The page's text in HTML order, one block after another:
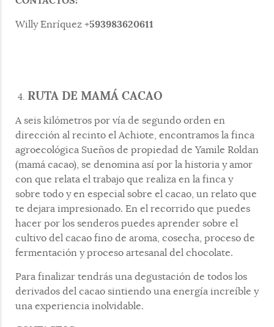
Willy Enríquez +593983620611
RUTA DE MAMÁ CACAO
A seis kilómetros por vía de segundo orden en
dirección al recinto el Achiote, encontramos la finca
agroecológica Sueños de propiedad de Yamile Roldan
(mamá cacao), se denomina así por la historia y amor
con que relata el trabajo que realiza en la finca y
sobre todo y en especial sobre el cacao, un relato que
te dejara impresionado. En el recorrido que puedes
hacer por los senderos puedes aprender sobre el
cultivo del cacao fino de aroma, cosecha, proceso de
fermentación y proceso artesanal del chocolate.
Para finalizar tendrás una degustación de todos los
derivados del cacao sintiendo una energía increíble y
una experiencia inolvidable.